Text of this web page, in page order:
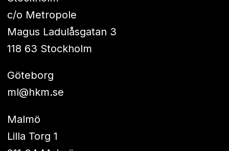
c/o Metropole
Magus Ladulåsgatan 3
118 63 Stockholm
Göteborg
ml@hkm.se
Malmö
Lilla Torg 1